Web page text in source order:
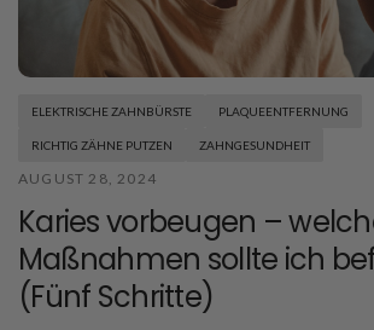
ELEKTRISCHE ZAHNBÜRSTE PLAQUEENTFERNUNG
RICHTIG ZÄHNE PUTZEN ZAHNGESUNDHEIT
AUGUST 28, 2024
Karies vorbeugen –
Maßnahmen sollte ich
(Fünf Schritte)